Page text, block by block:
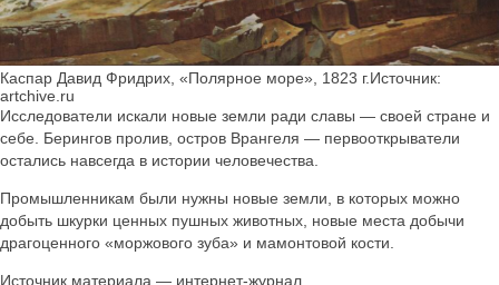
Каспар Давид Фридрих, «Полярное море», 1823 г.Источник:
artchive.ru
Исследователи искали новые земли ради славы — своей стране и
себе. Берингов пролив, остров Врангеля — первооткрыватели
остались навсегда в истории человечества.
Промышленникам были нужны новые земли, в которых можно
добыть шкурки ценных пушных животных, новые места добычи
драгоценного «моржового зуба» и мамонтовой кости.
Источник материала — интернет-журнал